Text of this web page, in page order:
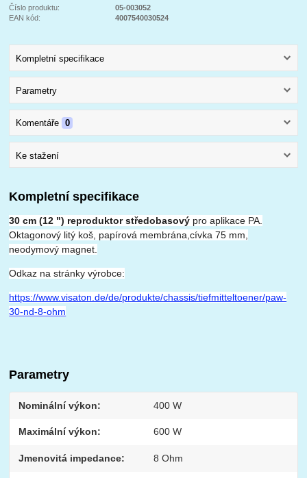
Číslo produktu:
05-003052
EAN kód:
4007540030524
Kompletní specifikace
Parametry
Komentáře 0
Ke stažení
Kompletní specifikace
30 cm (12 ") reproduktor středobasový pro aplikace PA.
Oktagonový litý koš, papírová membrána,cívka 75 mm,
neodymový magnet.
Odkaz na stránky výrobce:
https://www.visaton.de/de/produkte/chassis/tiefmitteltoener/paw-
30-nd-8-ohm
Parametry
Nominální výkon 400 W
Maximální výkon 600 W
Jmenovitá impedance 8 Ohm